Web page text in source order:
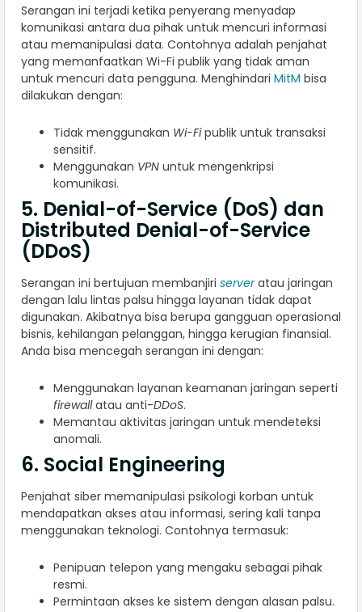
Serangan ini terjadi ketika penyerang menyadap
komunikasi antara dua pihak untuk mencuri informasi
atau memanipulasi data. Contohnya adalah penjahat
yang memanfaatkan Wi-Fi publik yang tidak aman
untuk mencuri data pengguna. Menghindari MitM bisa
dilakukan dengan:
Tidak menggunakan Wi-Fipublik untuk transaksi
sensitif.
Menggunakan VPN untuk mengenkripsi
komunikasi.
5. Denial-of-Service (DoS) dan
Distributed Denial-of-Service
(DDoS)
Serangan ini bertujuan membanjiri serveratau jaringan
dengan lalu lintas palsu hingga layanan tidak dapat
digunakan. Akibatnya bisa berupa gangguan operasional
bisnis, kehilangan pelanggan, hingga kerugian finansial.
Anda bisa mencegah serangan ini dengan:
Menggunakan layanan keamanan jaringan seperti
firewallatau anti-DDoS.
Memantau aktivitas jaringan untuk mendeteksi
anomali.
6. Social Engineering
Penjahat siber memanipulasi psikologi korban untuk
mendapatkan akses atau informasi, sering kali tanpa
menggunakan teknologi. Contohnya termasuk:
Penipuan telepon yang mengaku sebagai pihak
resmi.
Permintaan akses ke sistem dengan alasan palsu.